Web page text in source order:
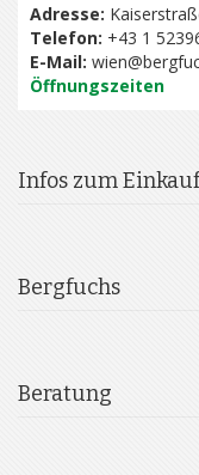
Adresse:
Telefon: +43 1
E-Mail:
Öffnungszeiten
Infos zum Einkauf
Bergfuchs
Beratung